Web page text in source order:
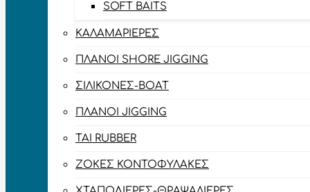
SOFT BAITS
ΚΑΛΑΜΑΡΙΈΡΕΣ
ΠΛΆΝΟΙ SHORE JIGGING
ΣΙΛΙΚΌΝΕΣ-BOAT
ΠΛΆΝΟΙ JIGGING
TAI RUBBER
ΖΌΚΕΣ ΚΟΝΤΟΦΎΛΑΚΕΣ